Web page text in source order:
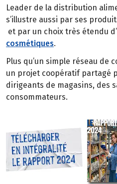
Leader de la distribution
s’illustre aussi par ses
et par un choix très étendu
cosmétiques.
Plus qu’un simple réseau de
un projet coopératif partagé
dirigeants de magasins, des
consommateurs.